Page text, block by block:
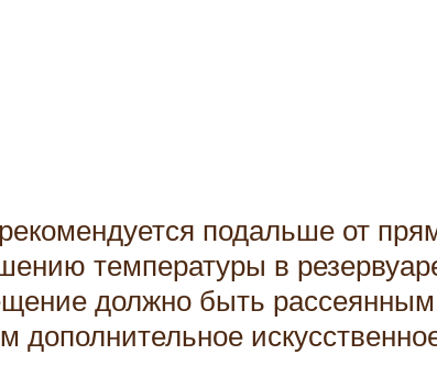
подальше от
температуры в
должно быть
дополнительное